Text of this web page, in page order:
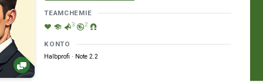
TEAMCHEMIE
3 2
KONTO
Halbprofi · Note 2.2